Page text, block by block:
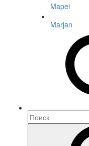
Mapei
Marjan